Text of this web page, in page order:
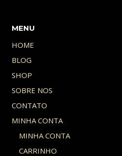
MENU
HOME
BLOG
SHOP
SOBRE NOS
CONTATO
MINHA CONTA
MINHA CONTA
CARRINHO